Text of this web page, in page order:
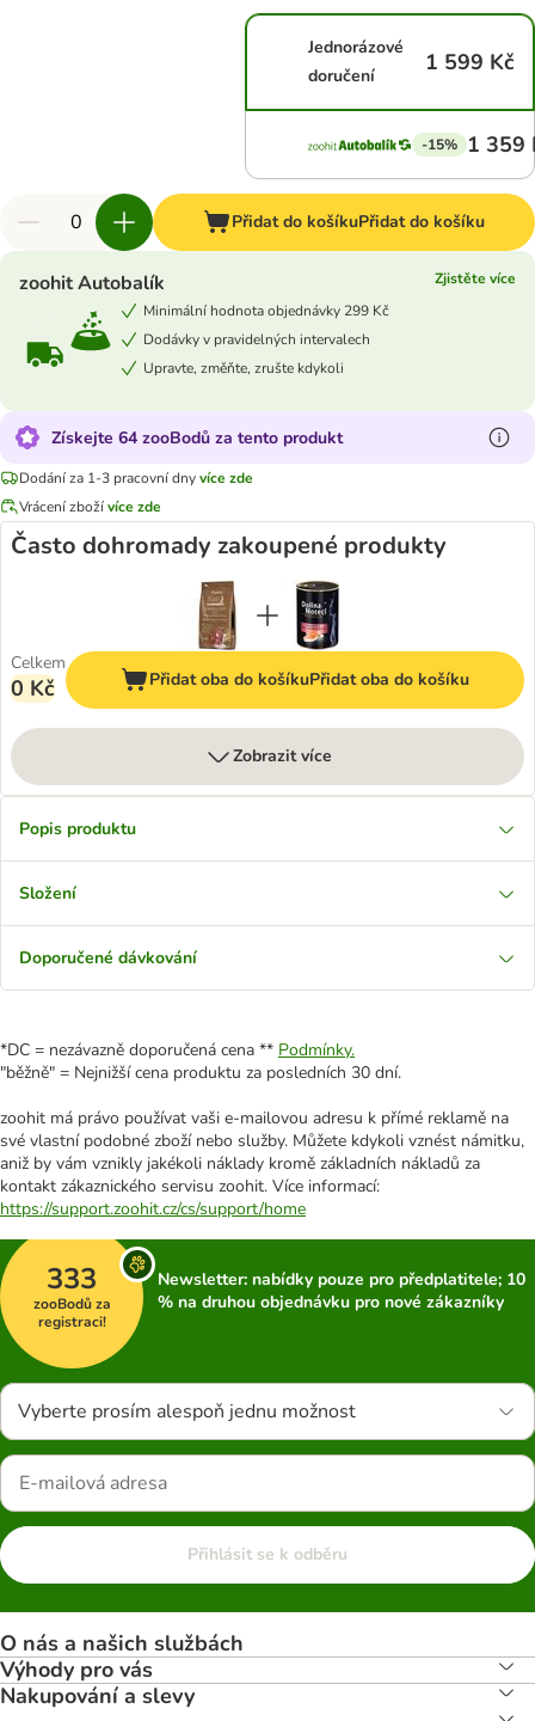
Jednorázové
doručení
1 599 Kč
-15% 1 359
Přidat do košíkuPřidat do košíku
zoohit Autobalík
Zjistěte více
Minimální hodnota objednávky 299 Kč
Dodávky v pravidelných intervalech
Upravte, změňte, zrušte kdykoli
Získejte 64 zooBodů za tento produkt
Dodání za 1-3 pracovní dnyvíce zde
Vrácení zbožívíce zde
Často dohromady zakoupené produkty
Celkem
0 Kč Přidat oba do košíkuPřidat oba do košíku
Zobrazit více
Popis produktu
Složení
Doporučené dávkování
*DC = nezávazně doporučená cena ** Podmínky.
"běžně" = Nejnižší cena produktu za posledních 30 dní.
zoohit má právo používat vaši e-mailovou adresu k přímé reklamě na
své vlastní podobné zboží nebo služby. Můžete kdykoli vznést námitku,
aniž by vám vznikly jakékoli náklady kromě základních nákladů za
kontakt zákaznického servisu zoohit. Více informací:
https://support.zoohit.cz/cs/support/home
333
zooBodů za
registraci!
Newsletter: nabídky pouze pro předplatitele; 10
% na druhou objednávku pro nové zákazníky
Vyberte prosím alespoň jednu možnost
Přihlásit se k odběru
O nás a našich službách
Výhody pro vás
Nakupování a slevy